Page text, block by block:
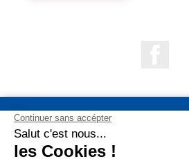
NOS PRODUITS